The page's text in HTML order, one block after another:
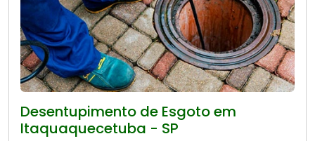
Desentupimento de Esgoto em
Itaquaquecetuba - SP